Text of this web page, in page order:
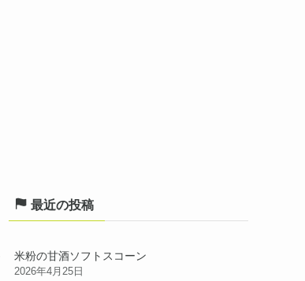
最近の投稿
米粉の甘酒ソフトスコーン
2026年4月25日